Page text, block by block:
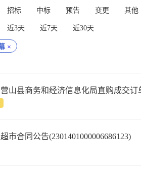
招标 中标 预告 变更 其他
近3天 近7天 近30天
×
营山县商务和经济信息化局直购成交订
市合同公告(2301401000006686123)